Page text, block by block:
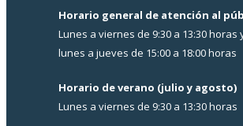
Horario general de atención al
Lunes a viernes de 9:30 a 13:30 horas
lunes a jueves de 15:00 a 18:00 horas
Horario de verano (julio y agosto)
Lunes a viernes de 9:30 a 13:30 horas